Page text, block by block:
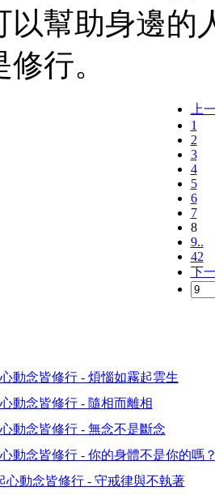
以幫助身邊的
行。
上
1
2
3
4
5
6
7
8
9..
42
下
動念皆修行 - 煩惱如霧起雲生
動念皆修行 - 隨相而離相
動念皆修行 - 無念不是斷念
動念皆修行 - 你的身體不是你的嗎
心動念皆修行 - 守戒律與不執著